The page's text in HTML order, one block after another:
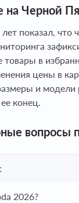
на Черной
показал, что
в
цены в
и
конец.
2026?